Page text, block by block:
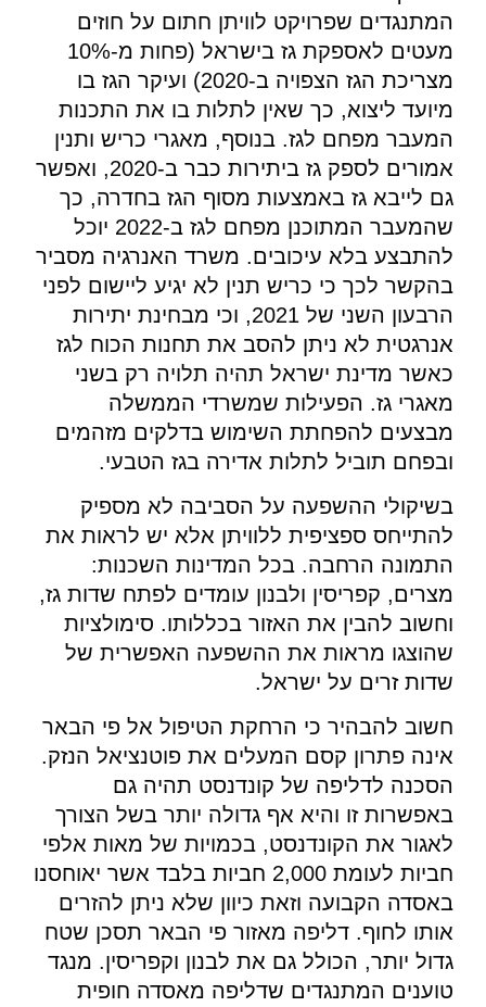
המתנגדים שפרויקט לוויתן חתום על חוזים
מעטים לאספקת גז בישראל (פחות מ-10%
מצריכת הגז הצפויה ב-2020) ועיקר הגז בו
מיועד ליצוא, כך שאין לתלות בו את התכנות
המעבר מפחם לגז. בנוסף, מאגרי כריש ותנין
אמורים לספק גז ביתירות כבר ב-2020, ואפשר
גם לייבא גז באמצעות מסוף הגז בחדרה, כך
שהמעבר המתוכנן מפחם לגז ב-2022 יוכל
להתבצע בלא עיכובים. משרד האנרגיה מסביר
בהקשר לכך כי כריש תנין לא יגיע ליישום לפני
הרבעון השני של 2021, וכי מבחינת יתירות
אנרגטית לא ניתן להסב את תחנות הכוח לגז
כאשר מדינת ישראל תהיה תלויה רק בשני
מאגרי גז. הפעילות שמשרדי הממשלה
מבצעים להפחתת השימוש בדלקים מזהמים
ובפחם תוביל לתלות אדירה בגז הטבעי.
בשיקולי ההשפעה על הסביבה לא מספיק
להתייחס ספציפית ללוויתן אלא יש לראות את
התמונה הרחבה. בכל המדינות השכנות:
מצרים, קפריסין ולבנון עומדים לפתח שדות גז,
וחשוב להבין את האזור בכללותו. סימולציות
שהוצגו מראות את ההשפעה האפשרית של
שדות זרים על ישראל.
חשוב להבהיר כי הרחקת הטיפול אל פי הבאר
אינה פתרון קסם המעלים את פוטנציאל הנזק.
הסכנה לדליפה של קונדנסט תהיה גם
באפשרות זו והיא אף גדולה יותר בשל הצורך
לאגור את הקונדנסט, בכמויות של מאות אלפי
חביות לעומת 2,000 חביות בלבד אשר יאוחסנו
באסדה הקבועה וזאת כיוון שלא ניתן להזרים
אותו לחוף. דליפה מאזור פי הבאר תסכן שטח
גדול יותר, הכולל גם את לבנון וקפריסין. מנגד
טוענים המתנגדים שדליפה מאסדה חופית